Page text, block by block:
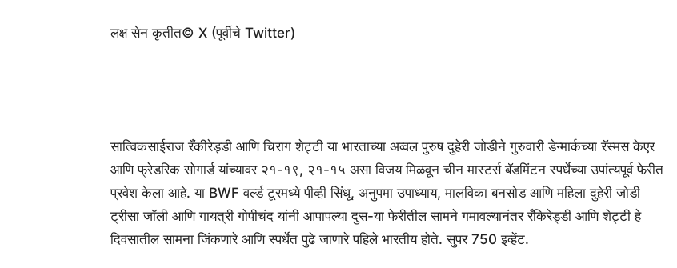
लक्ष सेन कृतीत© X (पूर्वीचे Twitter)
सात्विकसाईराज रँकीरेड्डी आणि चिराग शेट्टी या भारताच्या अव्वल पुरुष दुहेरी जोडीने गुरुवारी डेन्मार्कच्या रॅस्मस केएर
आणि फ्रेडरिक सोगार्ड यांच्यावर २१-१९, २१-१५ असा विजय मिळवून चीन मास्टर्स बॅडमिंटन स्पर्धेच्या उपांत्यपूर्व फेरीत
प्रवेश केला आहे. या BWF वर्ल्ड टूरमध्ये पीव्ही सिंधू, अनुपमा उपाध्याय, मालविका बनसोड आणि महिला दुहेरी जोडी
ट्रीसा जॉली आणि गायत्री गोपीचंद यांनी आपापल्या दुस-या फेरीतील सामने गमावल्यानंतर रँकिरेड्डी आणि शेट्टी हे
दिवसातील सामना जिंकणारे आणि स्पर्धेत पुढे जाणारे पहिले भारतीय होते. सुपर 750 इव्हेंट.